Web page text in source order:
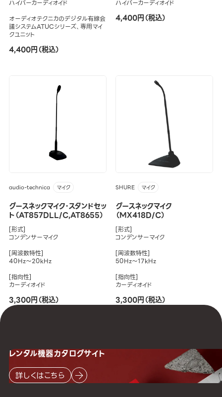
ハイパーカーディオイド
オーディオテクニカのデジタル有線会
議システムATUCシリーズ、専用マイ
クユニット
4,400円（税込）
ハイパーカーディオイド
4,400円（税込）
audio-technica マイク
グースネックマイク・スタンドセッ
ト（AT857DLL/C,AT8655）
[形式]
コンデンサーマイク
[周波数特性]
40Hz～20kHz
[指向性]
カーディオイド
3,300円（税込）
SHURE マイク
グースネックマイク
（MX418D/C）
[形式]
コンデンサーマイク
[周波数特性]
50Hz～17kHz
[指向性]
カーディオイド
3,300円（税込）
レンタル機器カタログサイト
詳しくはこちら